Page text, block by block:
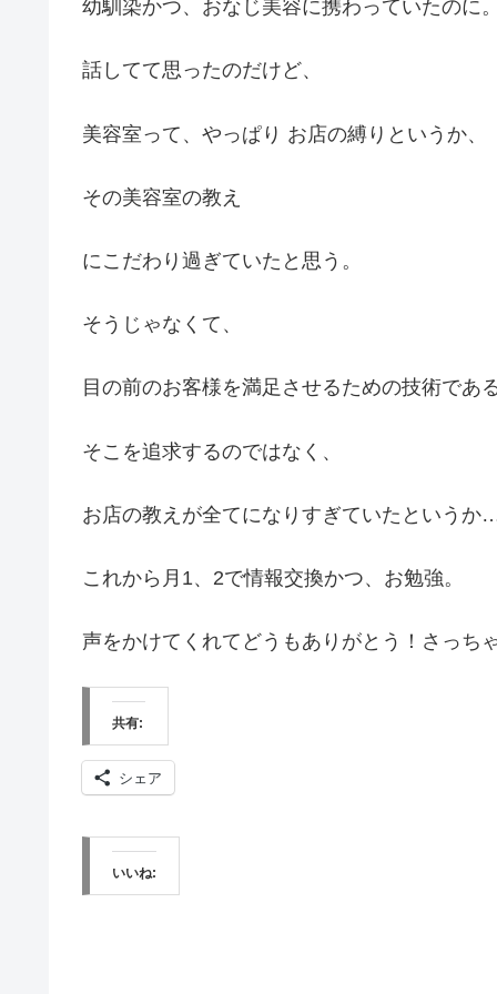
幼馴染かつ、おなじ美容に携わっていたのに。
話してて思ったのだけど、
美容室って、やっぱり お店の縛りというか、
その美容室の教え
にこだわり過ぎていたと思う。
そうじゃなくて、
目の前のお客様を満足させるための技術である
そこを追求するのではなく、
お店の教えが全てになりすぎていたというか…
これから月1、2で情報交換かつ、お勉強。
声をかけてくれてどうもありがとう！さっち
共有:
シェア
いいね: